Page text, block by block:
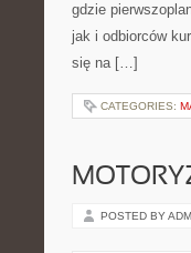
gdzie
jak i odbiorców
się na […]
CATEGORIES:
POSTED BY